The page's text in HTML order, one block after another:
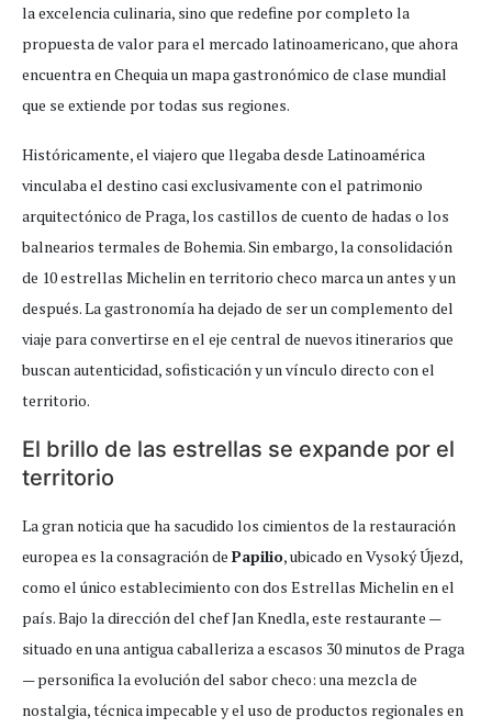
la excelencia culinaria, sino que redefine por completo la
propuesta de valor para el mercado latinoamericano, que ahora
encuentra en Chequia un mapa gastronómico de clase mundial
que se extiende por todas sus regiones.
Históricamente, el viajero que llegaba desde Latinoamérica
vinculaba el destino casi exclusivamente con el patrimonio
arquitectónico de Praga, los castillos de cuento de hadas o los
balnearios termales de Bohemia. Sin embargo, la consolidación
de 10 estrellas Michelin en territorio checo marca un antes y un
después. La gastronomía ha dejado de ser un complemento del
viaje para convertirse en el eje central de nuevos itinerarios que
buscan autenticidad, sofisticación y un vínculo directo con el
territorio.
El brillo de las estrellas se expande por el
territorio
La gran noticia que ha sacudido los cimientos de la restauración
europea es la consagración de Papilio, ubicado en Vysoký Újezd,
como el único establecimiento con dos Estrellas Michelin en el
país. Bajo la dirección del chef Jan Knedla, este restaurante —
situado en una antigua caballeriza a escasos 30 minutos de Praga
— personifica la evolución del sabor checo: una mezcla de
nostalgia, técnica impecable y el uso de productos regionales en